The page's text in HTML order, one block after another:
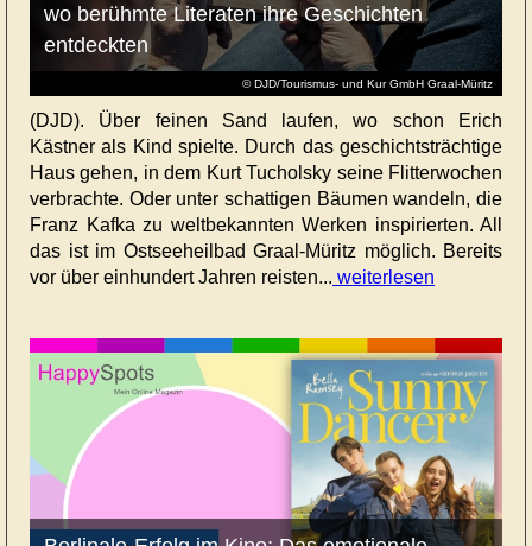
© DJD/Tourismus- und Kur GmbH Graal-Müritz
wo berühmte Literaten ihre Geschichten
entdeckten
(DJD). Über feinen Sand laufen, wo schon Erich
Kästner als Kind spielte. Durch das geschichtsträchtige
Haus gehen, in dem Kurt Tucholsky seine Flitterwochen
verbrachte. Oder unter schattigen Bäumen wandeln, die
Franz Kafka zu weltbekannten Werken inspirierten. All
das ist im Ostseeheilbad Graal-Müritz möglich. Bereits
vor über einhundert Jahren reisten... weiterlesen